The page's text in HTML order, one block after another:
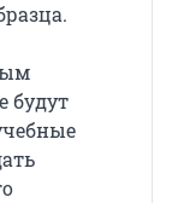
будут